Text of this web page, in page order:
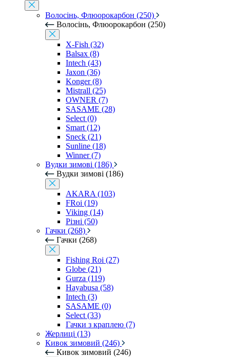
Волосінь, Флюорокарбон (250)
Волосінь, Флюорокарбон (250)
X-Fish (32)
Balsax (8)
Intech (43)
Jaxon (36)
Konger (8)
Mistrall (25)
OWNER (7)
SASAME (28)
Select (0)
Smart (12)
Sneck (21)
Sunline (18)
Winner (7)
Вудки зимові (186)
Вудки зимові (186)
AKARA (103)
FRoi (19)
Viking (14)
Різні (50)
Гачки (268)
Гачки (268)
Fishing Roi (27)
Globe (21)
Gurza (119)
Hayabusa (58)
Intech (3)
SASAME (0)
Select (33)
Гачки з краплею (7)
Жерлиці (13)
Кивок зимовий (246)
Кивок зимовий (246)